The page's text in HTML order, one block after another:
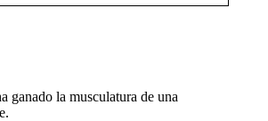
ganado la musculatura de una